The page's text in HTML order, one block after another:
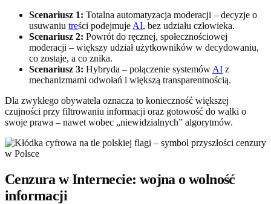
Scenariusz 1: Totalna automatyzacja moderacji – decyzje o
usuwaniu treści podejmuje AI, bez udziału człowieka.
Scenariusz 2: Powrót do ręcznej, społecznościowej
moderacji – większy udział użytkowników w decydowaniu,
co zostaje, a co znika.
Scenariusz 3: Hybryda – połączenie systemów AI z
mechanizmami odwołań i większą transparentnością.
Dla zwykłego obywatela oznacza to konieczność większej
czujności przy filtrowaniu informacji oraz gotowość do walki o
swoje prawa – nawet wobec „niewidzialnych” algorytmów.
Cenzura w Internecie: wojna o wolność
informacji